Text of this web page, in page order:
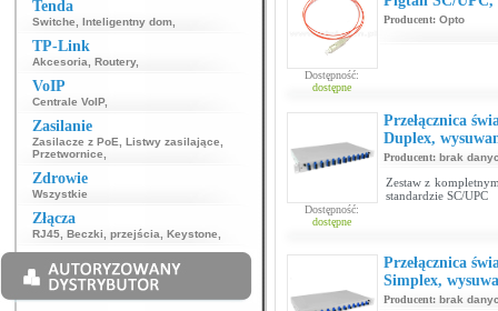
Tenda
Switche Inteligentny dom
TP-Link
Akcesoria Routery,
VoIP
Centrale VoIP,
Zasilanie
Zasilacze z PoE Listwy zasilające
Przetwornice
Zdrowie
Wszystkie
Złącza
RJ45 Beczki, przejścia Keystone
Dostępność:
dostępne
Producent: Opto
Dostępność:
dostępne
Przełącznica
Duplex,
Producent: brak
Zestaw z
standardzie SC/UPC
Przełącznica
Simplex,
Producent: brak